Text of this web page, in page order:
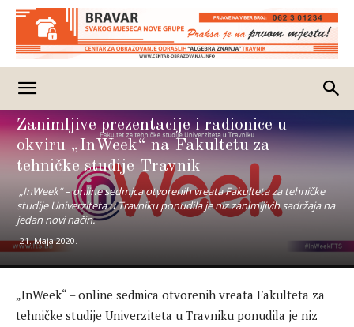
Zanimljive prezentacije i radionice u
okviru „InWeek“ na Fakultetu za
tehničke studije Travnik
„InWeek“ – online sedmica otvorenih vreata Fakulteta za tehničke
studije Univerziteta u Travniku ponudila je niz zanimljivih sadržaja na
jedan novi način.
21. Maja 2020.
„InWeek“ – online sedmica otvorenih vreata Fakulteta za
tehničke studije Univerziteta u Travniku ponudila je niz